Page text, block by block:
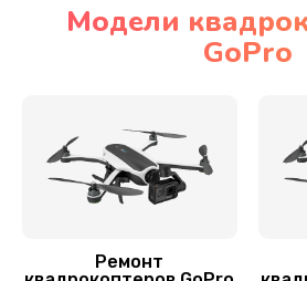
Замена рамы
Замена оси
Модели
GoPro
Ремонт